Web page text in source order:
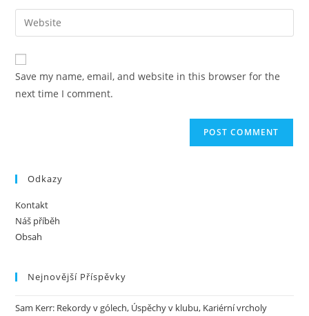
comment
email
address
comment
Enter
your
website
URL
(optional)
Save my name, email, and website in this browser for the
next time I comment.
Odkazy
Kontakt
Náš příběh
Obsah
Nejnovější Příspěvky
Sam Kerr: Rekordy v gólech, Úspěchy v klubu, Kariérní vrcholy